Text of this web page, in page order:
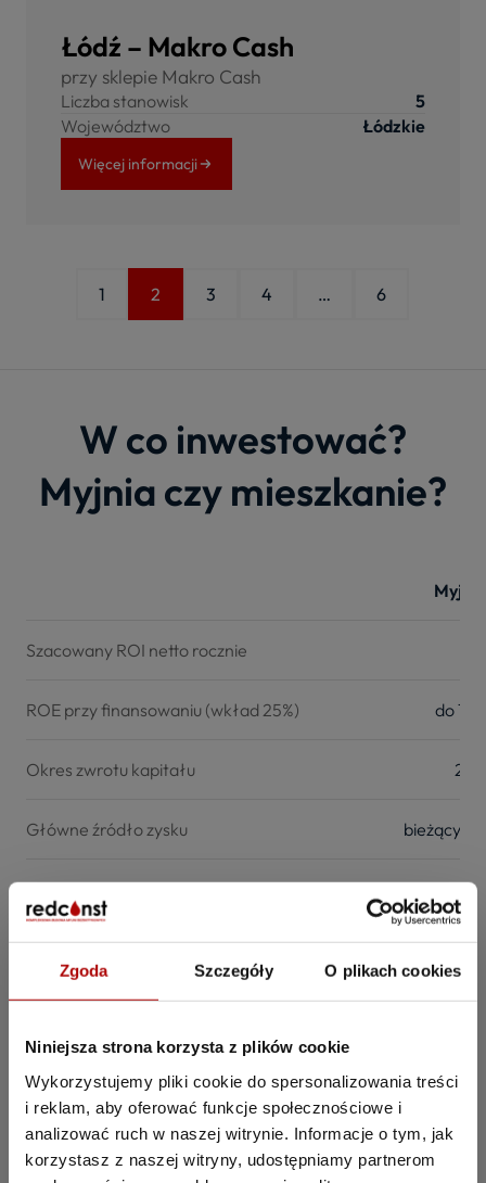
Zgoda Szczegóły O plikach cookies
Niniejsza strona korzysta z plików cookie
Wykorzystujemy pliki cookie do spersonalizowania treści
i reklam, aby oferować funkcje społecznościowe i
analizować ruch w naszej witrynie. Informacje o tym, jak
korzystasz z naszej witryny, udostępniamy partnerom
Łódź – Makro Cash
przy sklepie Makro Cash
Liczba stanowisk
5
Województwo
Łódzkie
Więcej informacji
1 2 3 4 … 6
W co inwestować?
Myjnia czy mieszkanie?
Szacowany ROI netto rocznie
ROE przy finansowaniu (wkład 25%) do
Okres zwrotu kapitału
Główne źródło zysku bieżący
Wzrost wartości aktywa (10 lat) zależny od
Stabilność przychodów wysoka – mikropłatności,
Ryzyko niepłacenia
Ryzyko dewastacji niskie –